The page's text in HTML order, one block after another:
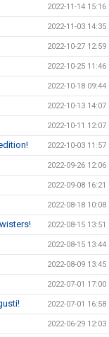
2022-11-14 15:16
2022-11-03 14:35
2022-10-27 12:59
2022-10-25 11:46
2022-10-18 09:44
2022-10-13 14:07
2022-10-11 12:07
2022-10-03 11:57
2022-09-26 12:06
2022-09-08 16:21
2022-08-18 10:08
2022-08-15 13:51
2022-08-15 13:44
2022-08-09 13:45
2022-07-01 17:00
2022-07-01 16:58
2022-06-29 12:03